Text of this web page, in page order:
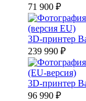
71 900 ₽
3D-принтер
239 990 ₽
3D-принтер
96 990 ₽